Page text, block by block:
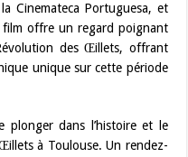
Cinemateca Portuguesa, et
film offre un regard poignant
des Œillets, offrant
unique sur cette période
plonger dans l’histoire et le
à Toulouse. Un rendez-